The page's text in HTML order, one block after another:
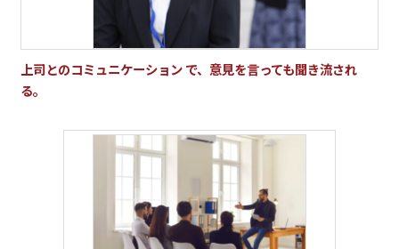
上司とのコミュニケーション で、意見を言っても聞き流され
る。